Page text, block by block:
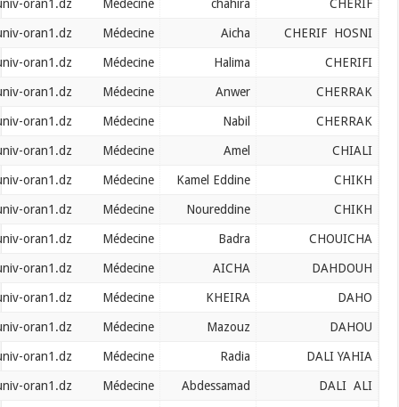
chahira
Médecine
cherif.chahira@univ-oran1.dz
Aicha
Médecine
cherif.hosni@univ-oran1.dz
Halima
Médecine
cherifi.halima@univ-oran1.dz
Anwer
Médecine
cherrak.anwer@univ-oran1.dz
Nabil
Médecine
cherrak.nabil@univ-oran1.dz
Amel
Médecine
chiali.amel@univ-oran1.dz
Kamel Eddine
Médecine
chikh.kamel@univ-oran1.dz
Noureddine
Médecine
chikh.noureddine@univ-oran1.dz
Badra
Médecine
chouicha.badra@univ-oran1.dz
AICHA
Médecine
dahdouh.aicha@univ-oran1.dz
KHEIRA
Médecine
daho.kheira@univ-oran1.dz
Mazouz
Médecine
dahou.mazouz@univ-oran1.dz
Radia
Médecine
dali.yahia@univ-oran1.dz
Abdessamad
Médecine
daliali.abdessamad@univ-oran1.dz